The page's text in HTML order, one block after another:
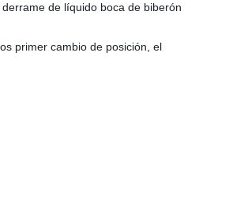
de líquido boca de biberón
primer cambio de posición, el